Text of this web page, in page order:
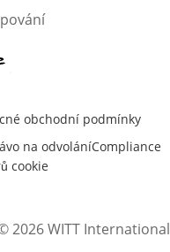
obchodní podmínky
na odvoláníCompliance
cookie
2026 WITT International